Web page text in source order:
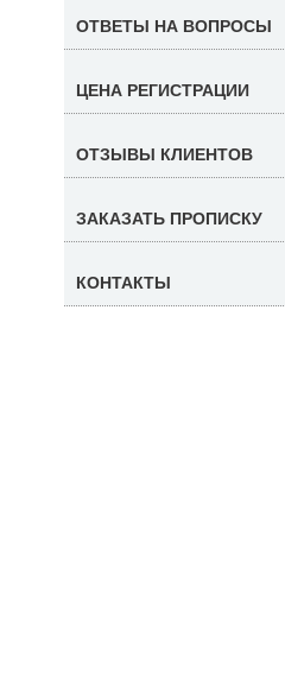
ОТВЕТЫ НА ВОПРОСЫ
ЦЕНА РЕГИСТРАЦИИ
ОТЗЫВЫ КЛИЕНТОВ
ЗАКАЗАТЬ ПРОПИСКУ
КОНТАКТЫ